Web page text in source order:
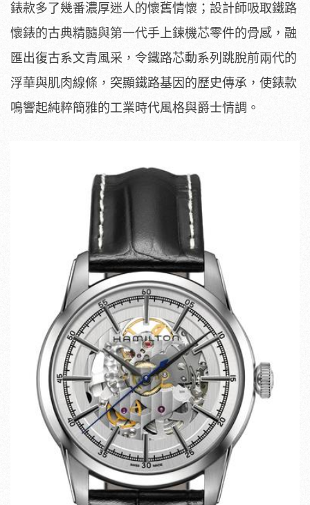
錶款多了幾番濃厚迷人的懷舊情懷；設計師吸取鐵路
懷錶的古典精髓與第一代手上鍊機芯零件的骨感，融
匯出復古系文青風采，令鐵路芯動系列跳脫前兩代的
浮華與肌肉線條，突顯鐵路基因的歷史傳承，使錶款
鳴響起純粹簡雅的工業時代風格與爵士情調。